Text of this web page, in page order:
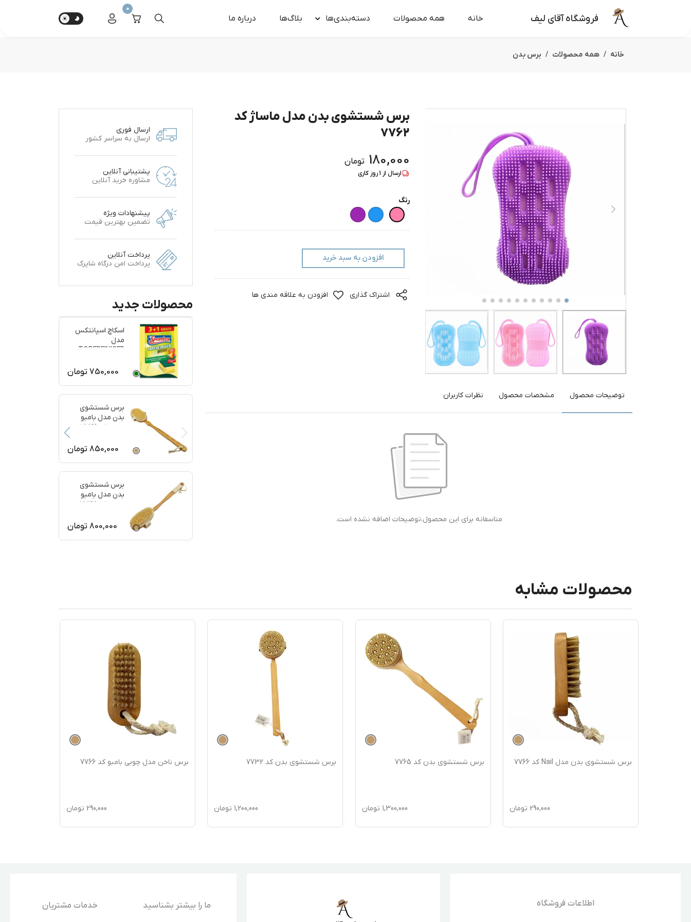
فروشگاه آقای لیف خانه همه محصولات دسته‌بندی‌ها بلاگ‌ها درباره‌ ما
0
خانه همه محصولات برس بدن
برس شستشوی بدن مدل ماساژ کد
7762
180,000 تومان
ارسال از 1روز کاری
رنگ
افزودن به سبد خرید
اشتراک گذاری افزودن به علاقه مندی ها
توضیحات محصول مشخصات محصول نظرات کاربران
متاسفانه برای این محصول،توضیحات اضافه نشده است.
ارسال فوری
ارسال به سراسر کشور
پشتیبانی آنلاین
مشاوره خرید آنلاین
پیشنهادات ویژه
تضمین بهترین قیمت
پرداخت آنلاین
پرداخت امن درگاه شاپرک
محصولات جدید
اسکاچ اسپانتکس
مدل
TOPFREINIGER
750,000 تومان
برس شستشوی
بدن مدل بامبو
ماساژ کد 77199
850,000 تومان
برس شستشوی
بدن مدل بامبو
ماساژ کد 77198
800,000 تومان
محصولات مشابه
برس شستشوی بدن مدل Nail کد 7766
290,000 تومان
برس شستشوی بدن کد 7765
1,300,000 تومان
برس شستشوی بدن کد 7732
1,200,000 تومان
برس ناخن مدل چوبی بامبو کد 7766
290,000 تومان
اطلاعات فروشگاه ما را بیشتر بشناسید خدمات مشتریان